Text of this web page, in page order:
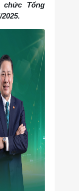
chức Tổng